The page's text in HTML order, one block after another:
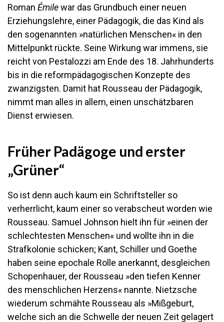
Roman Émilewar das Grundbuch einer neuen
Erziehungslehre, einer Pädagogik, die das Kind als
den sogenannten »natürlichen Menschen« in den
Mittelpunkt rückte. Seine Wirkung war immens, sie
reicht von Pestalozzi am Ende des 18. Jahrhunderts
bis in die reformpädagogischen Konzepte des
zwanzigsten. Damit hat Rousseau der Pädagogik,
nimmt man alles in allem, einen unschätzbaren
Dienst erwiesen.
Früher Padägoge und erster
„Grüner“
So ist denn auch kaum ein Schriftsteller so
verherrlicht, kaum einer so verabscheut worden wie
Rousseau. Samuel Johnson hielt ihn für »einen der
schlechtesten Menschen« und wollte ihn in die
Strafkolonie schicken; Kant, Schiller und Goethe
haben seine epochale Rolle anerkannt, desgleichen
Schopenhauer, der Rousseau »den tiefen Kenner
des menschlichen Herzens« nannte. Nietzsche
wiederum schmähte Rousseau als »Mißgeburt,
welche sich an die Schwelle der neuen Zeit gelagert